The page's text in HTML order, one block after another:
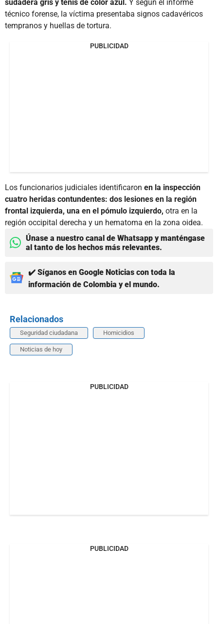
sudadera gris y tenis de color azul. Y según el informe
técnico forense, la víctima presentaba signos cadavéricos
tempranos y huellas de tortura.
PUBLICIDAD
Los funcionarios judiciales identificaron en la inspección
cuatro heridas contundentes: dos lesiones en la región
frontal izquierda, una en el pómulo izquierdo, otra en la
región occipital derecha y un hematoma en la zona oidea.
Únase a nuestro canal de Whatsapp y manténgase
al tanto de los hechos más relevantes.
✔️ Síganos en Google Noticias con toda la
información de Colombia y el mundo.
Relacionados
Seguridad ciudadana Homicidios
Noticias de hoy
PUBLICIDAD
PUBLICIDAD